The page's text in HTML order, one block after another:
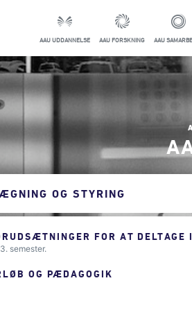
AAU UDDANNELSE AAU FORSKNING AAU
OG STYRING
FOR AT DELTAGE
semester.
OG PÆDAGOGIK